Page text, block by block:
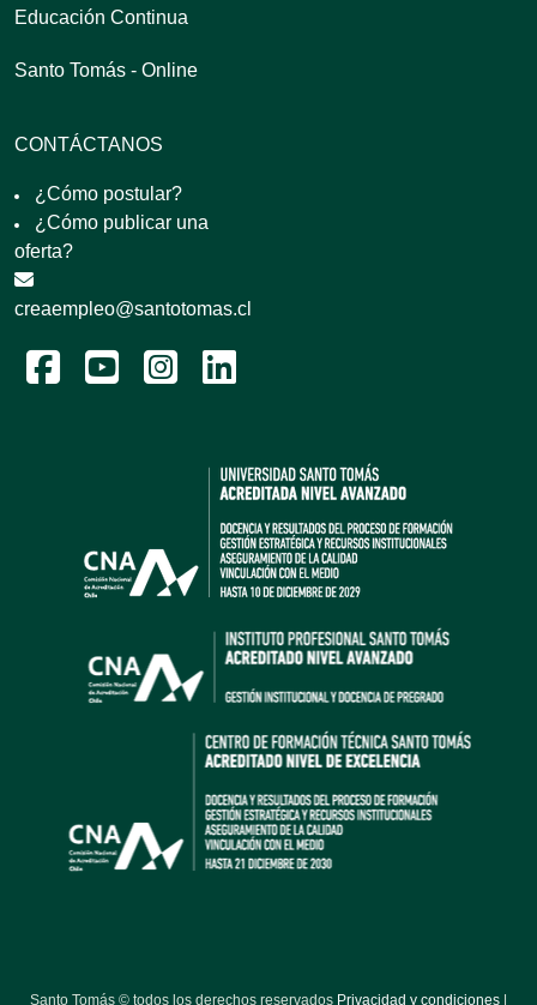
Educación Continua
Santo Tomás - Online
CONTÁCTANOS
¿Cómo postular?
¿Cómo publicar una
oferta?
creaempleo@santotomas.cl
Santo Tomás © todos los derechos reservados Privacidad y condiciones